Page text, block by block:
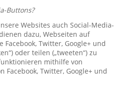
Buttons?
Websites auch Social-Media-
dazu, Webseiten auf
Facebook, Twitter, Google+ und
oder teilen („tweeten“) zu
mithilfe von
Facebook, Twitter, Google+ und